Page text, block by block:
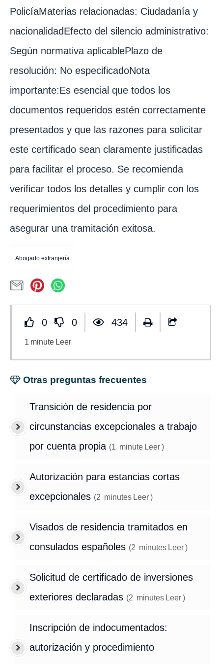
PolicíaMaterias relacionadas: Ciudadanía y
nacionalidadEfecto del silencio administrativo:
Según normativa aplicablePlazo de
resolución: No especificadoNota
importante:Es esencial que todos los
documentos requeridos estén correctamente
presentados y que las razones para solicitar
este certificado sean claramente justificadas
para facilitar el proceso. Se recomienda
verificar todos los detalles y cumplir con los
requerimientos del procedimiento para
asegurar una tramitación exitosa.
Abogado extranjería
0 0 434
1 minute Leer
Otras preguntas frecuentes
Transición de residencia por
circunstancias excepcionales a trabajo
por cuenta propia (1 minute Leer)
Autorización para estancias cortas
excepcionales (2 minutes Leer)
Visados de residencia tramitados en
consulados españoles (2 minutes Leer)
Solicitud de certificado de inversiones
exteriores declaradas (2 minutes Leer)
Inscripción de indocumentados:
autorización y procedimiento